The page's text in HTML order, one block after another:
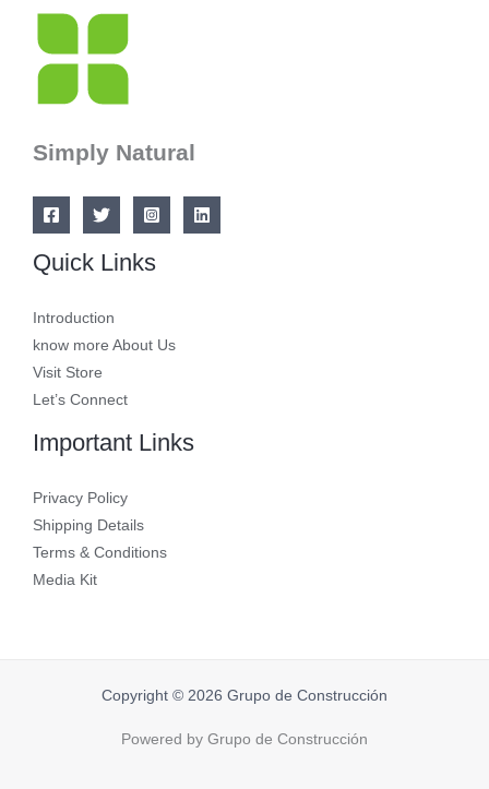
Simply Natural
Quick Links
Introduction
know more About Us
Visit Store
Let’s Connect
Important Links
Privacy Policy
Shipping Details
Terms & Conditions
Media Kit
Copyright © 2026 Grupo de Construcción
Powered by Grupo de Construcción